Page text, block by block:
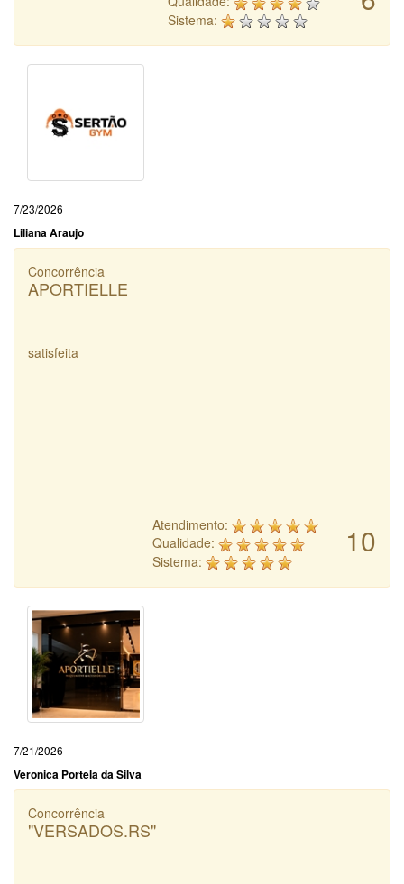
Sistema:
7/23/2026
Liliana Araujo
Concorrência
APORTIELLE
satisfeita
10
Atendimento:
Qualidade:
Sistema:
7/21/2026
Veronica Portela da Silva
Concorrência
"VERSADOS.RS"